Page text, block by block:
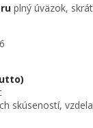
plný úväzok,
skúseností,